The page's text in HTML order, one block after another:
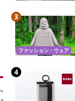
ファッション・ウェア